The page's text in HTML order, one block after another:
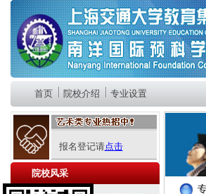
首页 院校介绍 专业设置
报名登记请点击
院校风采